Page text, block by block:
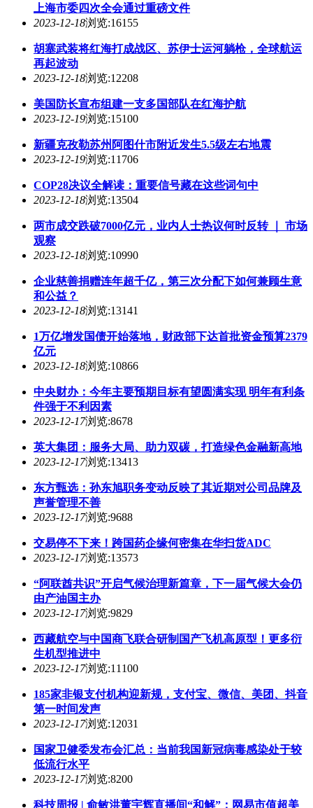
上海市委四次全会通过重磅文件
2023-12-18浏览:16155
胡塞武装将红海打成战区、苏伊士运河躺枪，全球航运
再起波动
2023-12-18浏览:12208
美国防长宣布组建一支多国部队在红海护航
2023-12-19浏览:15100
新疆克孜勒苏州阿图什市附近发生5.5级左右地震
2023-12-19浏览:11706
COP28决议全解读：重要信号藏在这些词句中
2023-12-18浏览:13504
两市成交跌破7000亿元，业内人士热议何时反转 ｜ 市场
观察
2023-12-18浏览:10990
企业慈善捐赠连年超千亿，第三次分配下如何兼顾生意
和公益？
2023-12-18浏览:13141
1万亿增发国债开始落地，财政部下达首批资金预算2379
亿元
2023-12-18浏览:10866
中央财办：今年主要预期目标有望圆满实现 明年有利条
件强于不利因素
2023-12-17浏览:8678
英大集团：服务大局、助力双碳，打造绿色金融新高地
2023-12-17浏览:13413
东方甄选：孙东旭职务变动反映了其近期对公司品牌及
声誉管理不善
2023-12-17浏览:9688
交易停不下来！跨国药企缘何密集在华扫货ADC
2023-12-17浏览:13573
“阿联酋共识”开启气候治理新篇章，下一届气候大会仍
由产油国主办
2023-12-17浏览:9829
西藏航空与中国商飞联合研制国产飞机高原型！更多衍
生机型推进中
2023-12-17浏览:11100
185家非银支付机构迎新规，支付宝、微信、美团、抖音
第一时间发声
2023-12-17浏览:12031
国家卫健委发布会汇总：当前我国新冠病毒感染处于较
低流行水平
2023-12-17浏览:8200
科技周报 | 俞敏洪董宇辉直播间“和解”；网易市值超美